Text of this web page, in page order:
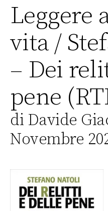
Leggere
vita /
– Dei
pene
di Davide
Novembre